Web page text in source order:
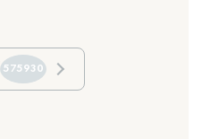
575930